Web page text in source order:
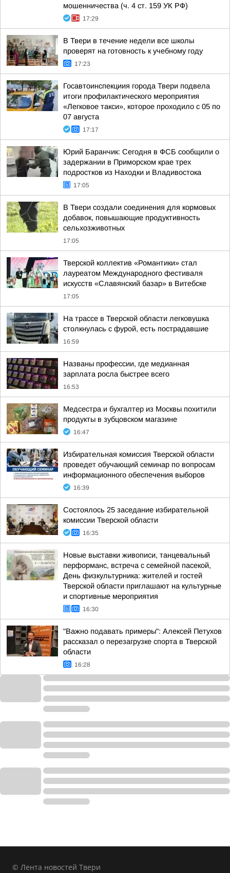
мошенничества (ч. 4 ст. 159 УК РФ)
17:29
В Твери в течение недели все школы
проверят на готовность к учебному году
17:23
Госавтоинспекциия города Твери подвела
итоги профилактического мероприятия
«Легковое такси», которое проходило с 05 по
07 августа
17:17
Юрий Баранчик: Сегодня в ФСБ сообщили о
задержании в Приморском крае трех
подростков из Находки и Владивостока
17:05
В Твери создали соединения для кормовых
добавок, повышающие продуктивность
сельхозживотных
17:05
Тверской коллектив «Романтики» стал
лауреатом Международного фестиваля
искусств «Славянский базар» в Витебске
17:05
На трассе в Тверской области легковушка
столкнулась с фурой, есть пострадавшие
16:59
Названы профессии, где медианная
зарплата росла быстрее всего
16:53
Медсестра и бухгалтер из Москвы похитили
продукты в зубцовском магазине
16:47
Избирательная комиссия Тверской области
проведет обучающий семинар по вопросам
информационного обеспечения выборов
16:39
Состоялось 25 заседание избирательной
комиссии Тверской области
16:35
Новые выставки живописи, танцевальный
перформанс, встреча с семейной пасекой,
День физкультурника: жителей и гостей
Тверской области приглашают на культурные
и спортивные мероприятия
16:30
"Важно подавать примеры": Алексей Петухов
рассказал о перезагрузке спорта в Тверской
области
16:28
© Лента новостей Твери